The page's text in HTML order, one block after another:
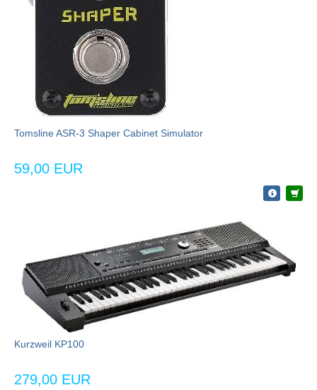
Tomsline ASR-3 Shaper Cabinet Simulator
59,00 EUR
Kurzweil KP100
279,00 EUR